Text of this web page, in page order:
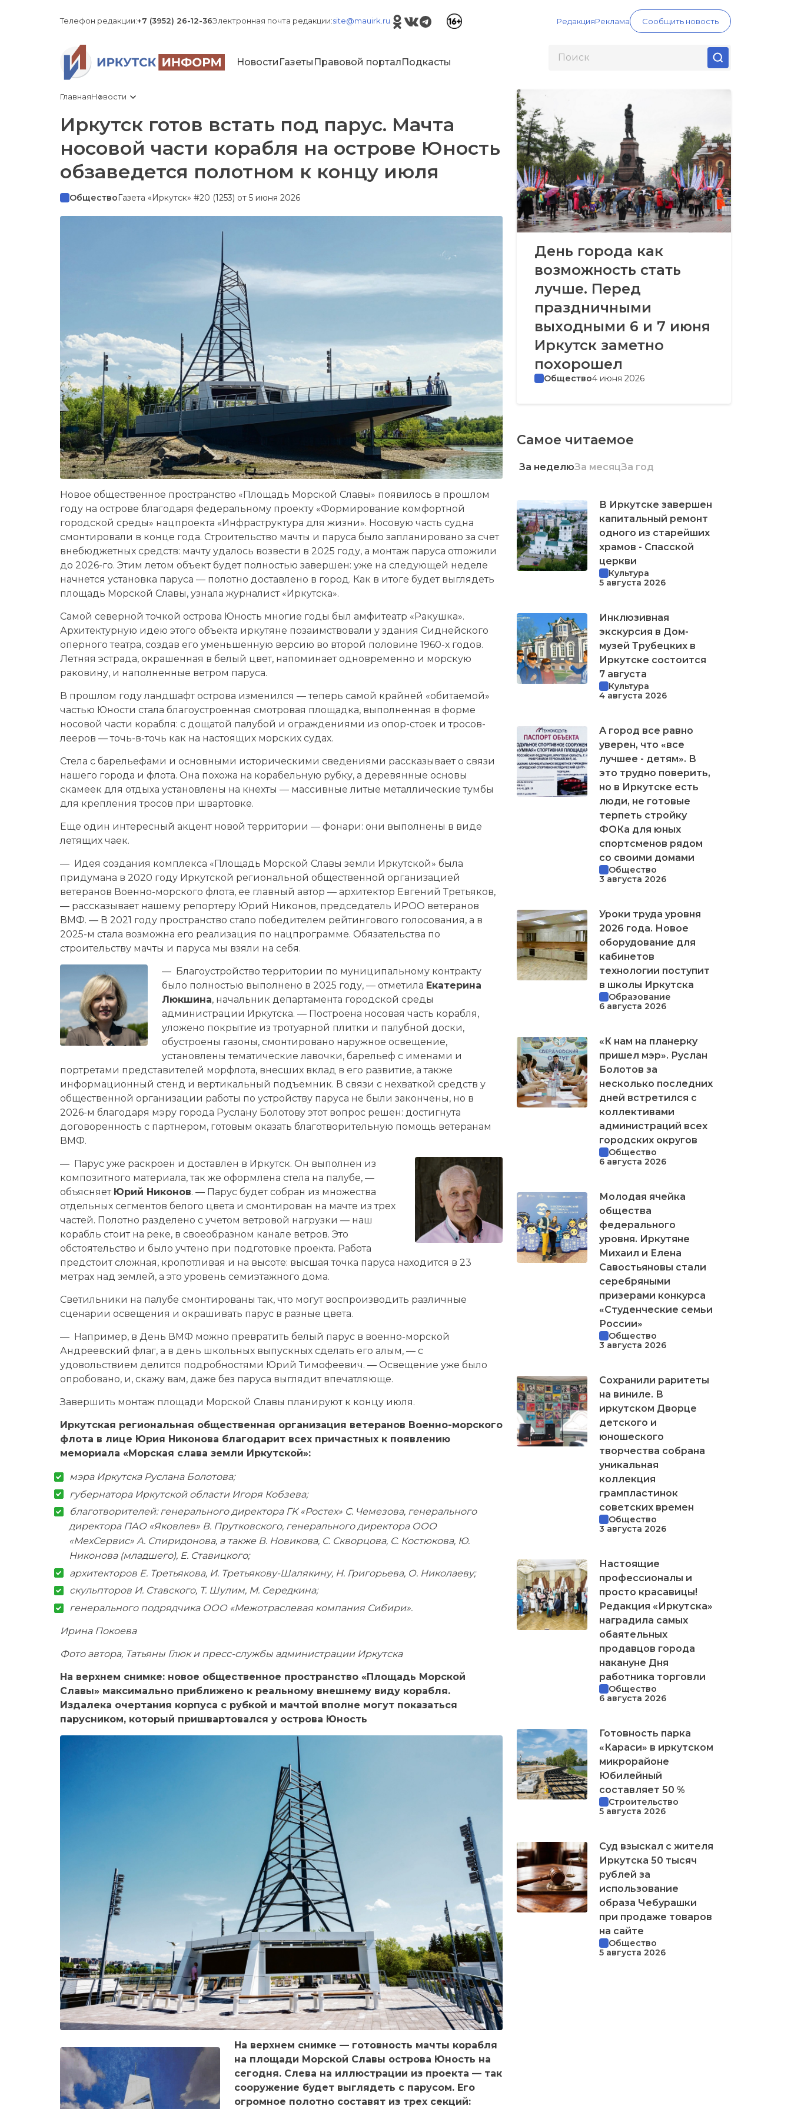
Телефон редакции:+7 (3952) 26-12-36Электронная почта редакции:site@mauirk.ru РедакцияРеклама Сообщить новость
Новости Газеты Правовой портал Подкасты
ГлавнаяНовости
Иркутск готов встать под парус. Мачта
носовой части корабля на острове Юность
обзаведется полотном к концу июля
Общество Газета «Иркутск» #20 (1253) от 5 июня 2026
Новое общественное пространство «Площадь Морской Славы» появилось в прошлом
году на острове благодаря федеральному проекту «Формирование комфортной
городской среды» нацпроекта «Инфраструктура для жизни». Носовую часть судна
смонтировали в конце года. Строительство мачты и паруса было запланировано за счет
внебюджетных средств: мачту удалось возвести в 2025 году, а монтаж паруса отложили
до 2026-го. Этим летом объект будет полностью завершен: уже на следующей неделе
начнется установка паруса — полотно доставлено в город. Как в итоге будет выглядеть
площадь Морской Славы, узнала журналист «Иркутска».
Самой северной точкой острова Юность многие годы был амфитеатр «Ракушка».
Архитектурную идею этого объекта иркутяне позаимствовали у здания Сиднейского
оперного театра, создав его уменьшенную версию во второй половине 1960-х годов.
Летняя эстрада, окрашенная в белый цвет, напоминает одновременно и морскую
раковину, и наполненные ветром паруса.
В прошлом году ландшафт острова изменился — теперь самой крайней «обитаемой»
частью Юности стала благоустроенная смотровая площадка, выполненная в форме
носовой части корабля: с дощатой палубой и ограждениями из опор-стоек и тросов-
лееров — точь-в-точь как на настоящих морских судах.
Стела с барельефами и основными историческими сведениями рассказывает о связи
нашего города и флота. Она похожа на корабельную рубку, а деревянные основы
скамеек для отдыха установлены на кнехты — массивные литые металлические тумбы
для крепления тросов при швартовке.
Еще один интересный акцент новой территории — фонари: они выполнены в виде
летящих чаек.
— Идея создания комплекса «Площадь Морской Славы земли Иркутской» была
придумана в 2020 году Иркутской региональной общественной организацией
ветеранов Военно-морского флота, ее главный автор — архитектор Евгений Третьяков,
— рассказывает нашему репортеру Юрий Никонов, председатель ИРОО ветеранов
ВМФ. — В 2021 году пространство стало победителем рейтингового голосования, а в
2025-м стала возможна его реализация по нацпрограмме. Обязательства по
строительству мачты и паруса мы взяли на себя.
— Благоустройство территории по муниципальному контракту
было полностью выполнено в 2025 году, — отметила Екатерина
Люкшина, начальник департамента городской среды
администрации Иркутска. — Построена носовая часть корабля,
уложено покрытие из тротуарной плитки и палубной доски,
обустроены газоны, смонтировано наружное освещение,
установлены тематические лавочки, барельеф с именами и
портретами представителей морфлота, внесших вклад в его развитие, а также
информационный стенд и вертикальный подъемник. В связи с нехваткой средств у
общественной организации работы по устройству паруса не были закончены, но в
2026-м благодаря мэру города Руслану Болотову этот вопрос решен: достигнута
договоренность с партнером, готовым оказать благотворительную помощь ветеранам
ВМФ.
— Парус уже раскроен и доставлен в Иркутск. Он выполнен из
композитного материала, так же оформлена стела на палубе, —
объясняет Юрий Никонов. — Парус будет собран из множества
отдельных сегментов белого цвета и смонтирован на мачте из трех
частей. Полотно разделено с учетом ветровой нагрузки — наш
корабль стоит на реке, в своеобразном канале ветров. Это
обстоятельство и было учтено при подготовке проекта. Работа
предстоит сложная, кропотливая и на высоте: высшая точка паруса находится в 23
метрах над землей, а это уровень семиэтажного дома.
Светильники на палубе смонтированы так, что могут воспроизводить различные
сценарии освещения и окрашивать парус в разные цвета.
— Например, в День ВМФ можно превратить белый парус в военно-морской
Андреевский флаг, а в день школьных выпускных сделать его алым, — с
удовольствием делится подробностями Юрий Тимофеевич. — Освещение уже было
опробовано, и, скажу вам, даже без паруса выглядит впечатляюще.
Завершить монтаж площади Морской Славы планируют к концу июля.
Иркутская региональная общественная организация ветеранов Военно-морского
флота в лице Юрия Никонова благодарит всех причастных к появлению
мемориала «Морская слава земли Иркутской»:
мэра Иркутска Руслана Болотова;
губернатора Иркутской области Игоря Кобзева;
благотворителей: генерального директора ГК «Ростех» С. Чемезова, генерального
директора ПАО «Яковлев» В. Прутковского, генерального директора ООО
«МехСервис» А. Спиридонова, а также В. Новикова, С. Скворцова, С. Костюкова, Ю.
Никонова (младшего), Е. Ставицкого;
архитекторов Е. Третьякова, И. Третьякову-Шалякину, Н. Григорьева, О. Николаеву;
скульпторов И. Ставского, Т. Шулим, М. Середкина;
генерального подрядчика ООО «Межотраслевая компания Сибири».
Ирина Покоева
Фото автора, Татьяны Глюк и пресс-службы администрации Иркутска
На верхнем снимке: новое общественное пространство «Площадь Морской
Славы» максимально приближено к реальному внешнему виду корабля.
Издалека очертания корпуса с рубкой и мачтой вполне могут показаться
парусником, который пришвартовался у острова Юность
На верхнем снимке — готовность мачты корабля
на площади Морской Славы острова Юность на
сегодня. Слева на иллюстрации из проекта — так
сооружение будет выглядеть с парусом. Его
огромное полотно составят из трех секций:
День города как
возможность стать
лучше. Перед
праздничными
выходными 6 и 7 июня
Иркутск заметно
похорошел
Общество4 июня 2026
Самое читаемое
За неделюЗа месяцЗа год
В Иркутске завершен
капитальный ремонт
одного из старейших
храмов - Спасской
церкви
Культура
5 августа 2026
Инклюзивная
экскурсия в Дом-
музей Трубецких в
Иркутске состоится
7 августа
Культура
4 августа 2026
А город все равно
уверен, что «все
лучшее - детям». В
это трудно поверить,
но в Иркутске есть
люди, не готовые
терпеть стройку
ФОКа для юных
спортсменов рядом
со своими домами
Общество
3 августа 2026
Уроки труда уровня
2026 года. Новое
оборудование для
кабинетов
технологии поступит
в школы Иркутска
Образование
6 августа 2026
«К нам на планерку
пришел мэр». Руслан
Болотов за
несколько последних
дней встретился с
коллективами
администраций всех
городских округов
Общество
6 августа 2026
Молодая ячейка
общества
федерального
уровня. Иркутяне
Михаил и Елена
Савостьяновы стали
серебряными
призерами конкурса
«Студенческие семьи
России»
Общество
3 августа 2026
Сохранили раритеты
на виниле. В
иркутском Дворце
детского и
юношеского
творчества собрана
уникальная
коллекция
грампластинок
советских времен
Общество
3 августа 2026
Настоящие
профессионалы и
просто красавицы!
Редакция «Иркутска»
наградила самых
обаятельных
продавцов города
накануне Дня
работника торговли
Общество
6 августа 2026
Готовность парка
«Караси» в иркутском
микрорайоне
Юбилейный
составляет 50 %
Строительство
5 августа 2026
Суд взыскал с жителя
Иркутска 50 тысяч
рублей за
использование
образа Чебурашки
при продаже товаров
на сайте
Общество
5 августа 2026